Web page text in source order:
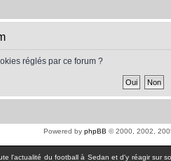
réglés par ce forum ?
Powered by phpBB © 2000, 2002,
l'actualité du football à Sedan et d'y réagir sur